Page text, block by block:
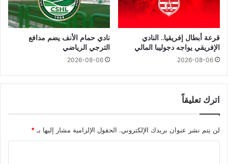
قرعة أبطال إفريقيا.. النادي
الإفريقي يواجه دجوليبا المالي
2026-08-06
نادي حمام الأنف يضم مدافع
الترجي الرياضي
2026-08-06
اترك تعليقاً
لن يتم نشر عنوان بريدك الإلكتروني. الحقول الإلزامية مشار إليها بـ*